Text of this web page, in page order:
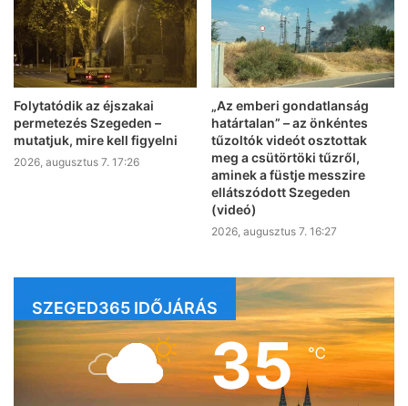
Folytatódik az éjszakai
permetezés Szegeden –
mutatjuk, mire kell figyelni
2026, augusztus 7. 17:26
„Az emberi gondatlanság
határtalan” – az önkéntes
tűzoltók videót osztottak
meg a csütörtöki tűzről,
aminek a füstje messzire
ellátszódott Szegeden
(videó)
2026, augusztus 7. 16:27
SZEGED365 IDŐJÁRÁS
35℃